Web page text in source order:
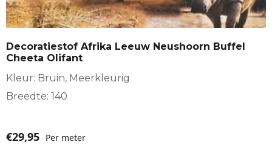
Decoratiestof Afrika Leeuw Neushoorn Buffel
Cheeta Olifant
Kleur: Bruin, Meerkleurig
Breedte: 140
€29,95 Per meter